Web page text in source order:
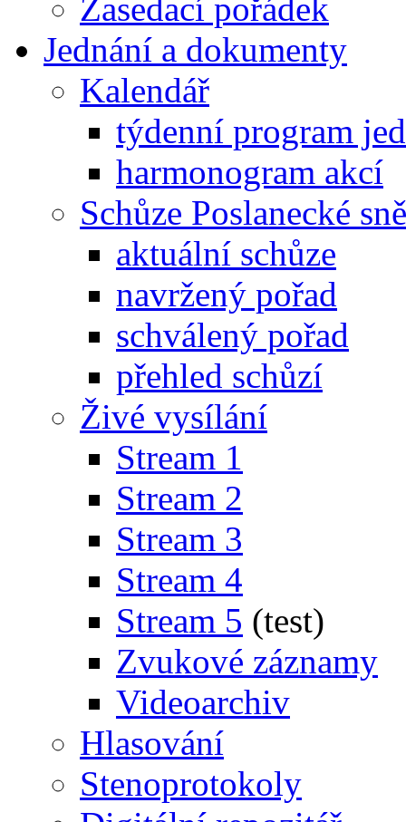
Zasedací pořádek
Jednání a dokumenty
Kalendář
týdenní program
harmonogram akcí
Schůze Poslanecké
aktuální schůze
navržený pořad
schválený pořad
přehled schůzí
Živé vysílání
Stream 1
Stream 2
Stream 3
Stream 4
Stream 5 (test)
Zvukové záznamy
Videoarchiv
Hlasování
Stenoprotokoly